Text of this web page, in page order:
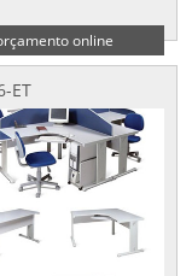
online
ET